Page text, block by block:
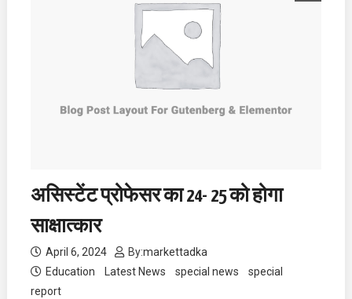
असिस्टेंट प्रोफेसर का 24- 25 को होगा
साक्षात्कार
April 6, 2024 By:markettadka
Education
Latest News special news
special
report